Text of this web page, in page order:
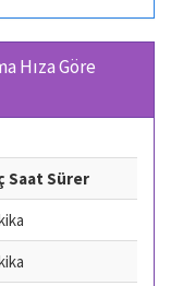
Hıza Göre
Saat Sürer